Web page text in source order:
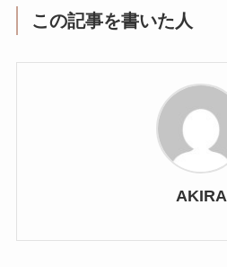
この記事を書いた人
AKIRA